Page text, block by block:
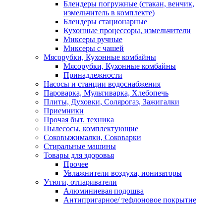
Блендеры погружные (стакан, венчик,
измельчитель в комплекте)
Блендеры стационарные
Кухонные процессоры, измельчители
Миксеры ручные
Миксеры с чашей
Мясорубки, Кухонные комбайны
Мясорубки, Кухонные комбайны
Принадлежности
Насосы и станции водоснабжения
Пароварка, Мультиварка, Хлебопечь
Плиты, Духовки, Солярогаз, Зажигалки
Приемники
Прочая быт. техника
Пылесосы, комплектующие
Соковыжималки, Соковарки
Стиральные машины
Товары для здоровья
Прочее
Увлажнители воздуха, ионизаторы
Утюги, отпариватели
Алюминиевая подошва
Антипригарное/ тефлоновое покрытие